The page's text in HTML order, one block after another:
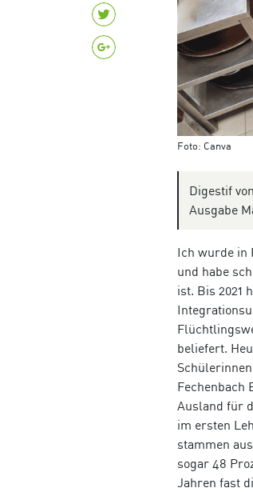
Foto: Canva
Digestif
Ausgabe
Ich wurde in
und habe
ist. Bis 2021
beliefert.
Fechenbach
Ausland für
im ersten
stammen
sogar 48
Jahren fast